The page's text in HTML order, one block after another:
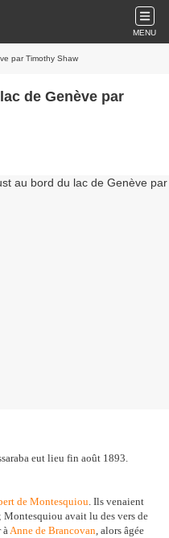
MENU
par Timothy Shaw
de Genève par
eut lieu fin août 1893.
de Montesquiou. Ils venaient
Montesquiou avait lu des vers de
àAnne de Brancovan, alors âgée